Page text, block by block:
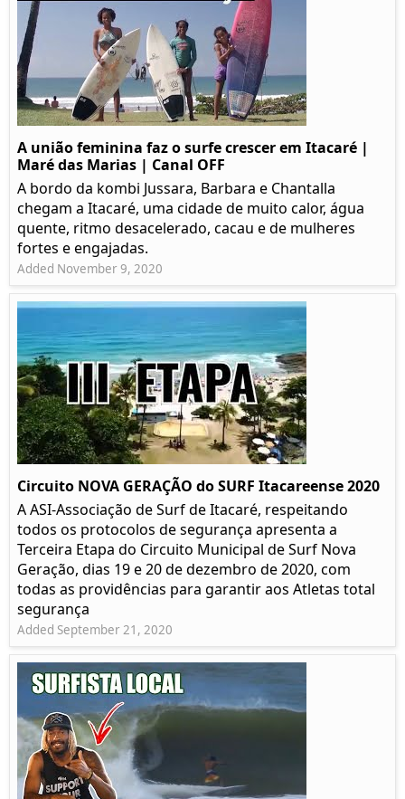
A união feminina faz o surfe crescer em Itacaré |
Maré das Marias | Canal OFF
A bordo da kombi Jussara, Barbara e Chantalla
chegam a Itacaré, uma cidade de muito calor, água
quente, ritmo desacelerado, cacau e de mulheres
fortes e engajadas.
Added November 9, 2020
Circuito NOVA GERAÇÃO do SURF Itacareense 2020
A ASI-Associação de Surf de Itacaré, respeitando
todos os protocolos de segurança apresenta a
Terceira Etapa do Circuito Municipal de Surf Nova
Geração, dias 19 e 20 de dezembro de 2020, com
todas as providências para garantir aos Atletas total
segurança
Added September 21, 2020